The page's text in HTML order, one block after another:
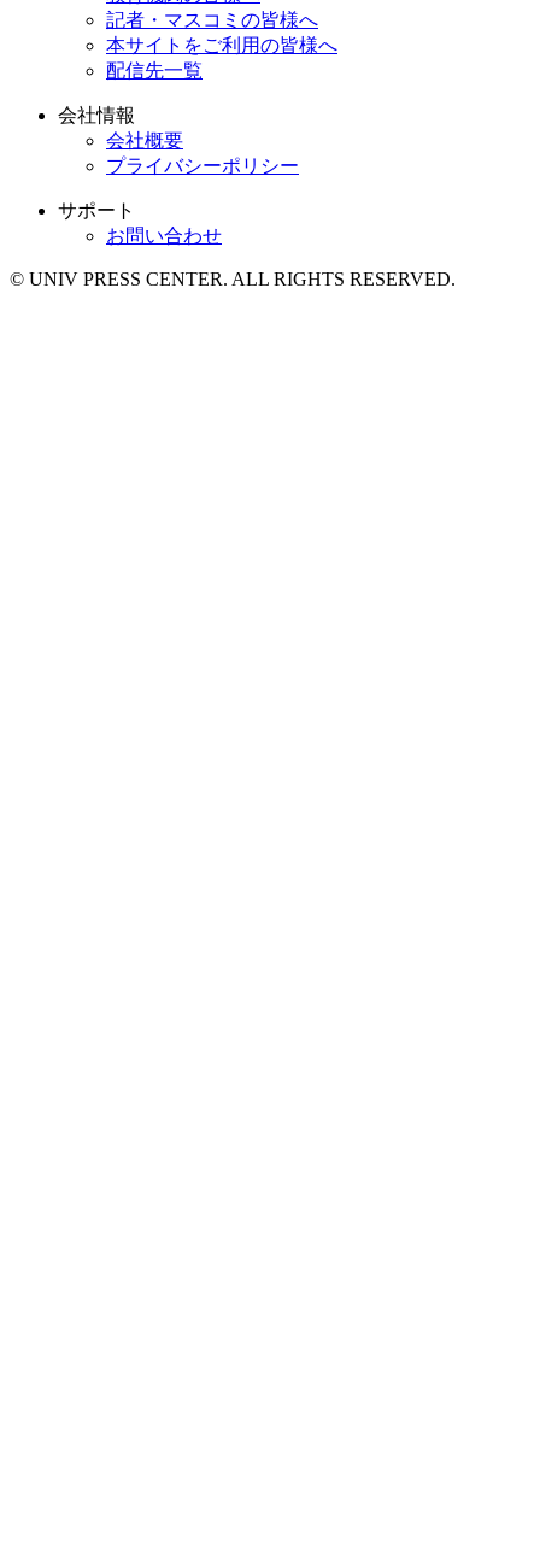
記者・マスコミの皆様へ
本サイトをご利用の皆様へ
配信先一覧
会社情報
会社概要
プライバシーポリシー
サポート
お問い合わせ
© UNIV PRESS CENTER. ALL RIGHTS RESERVED.